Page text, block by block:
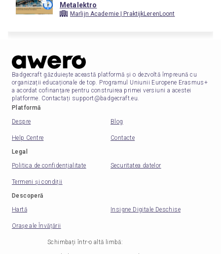
Metalektro
Marlijn Academie | PraktijkLerenLoont
Badgecraft găzduiește această platformă și o dezvoltă împreună cu
organizații educaționale de top. Programul Uniunii Europene Erasmus+
a acordat cofinanțare pentru construirea primei versiuni a acestei
platforme. Contactați support@badgecraft.eu.
Platformă
Despre
Blog
Help Centre
Contacte
Legal
Politica de confidențialitate
Securitatea datelor
Termeni și condiții
Descoperă
Hartă
Insigne Digitale Deschise
Orașe ale Învățării
Schimbați într-o altă limbă: